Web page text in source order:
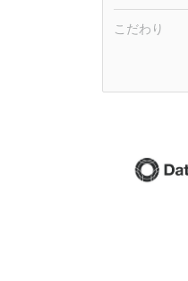
こだわり